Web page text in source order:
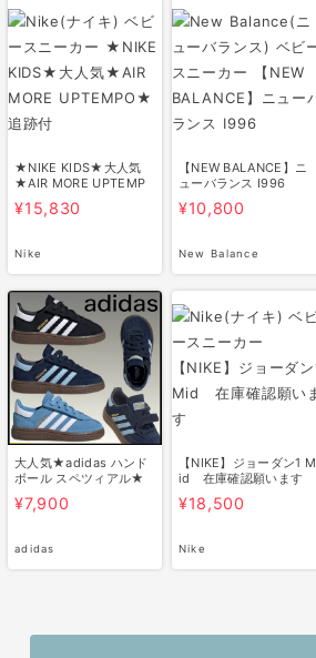
★NIKE KIDS★大人気
★AIR MORE UPTEMP
O★追跡付
¥15,830
Nike
【NEW BALANCE】ニ
ューバランス I996
¥10,800
New Balance
大人気★adidas ハンド
ボール スペツィアル★
ベビー …
¥7,900
adidas
【NIKE】ジョーダン1 M
id 在庫確認願います
¥18,500
Nike